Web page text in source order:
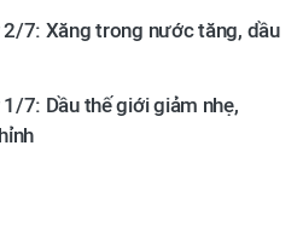
2/7: Xăng trong nước tăng, dầu
7: Dầu thế giới giảm nhẹ,